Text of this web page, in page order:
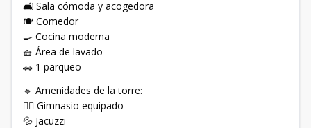
🛋️ Sala cómoda y acogedora
🍽️ Comedor
🍳 Cocina moderna
🧺 Área de lavado
🚗 1 parqueo
🔹 Amenidades de la torre:
🏋️‍♂️ Gimnasio equipado
💦 Jacuzzi